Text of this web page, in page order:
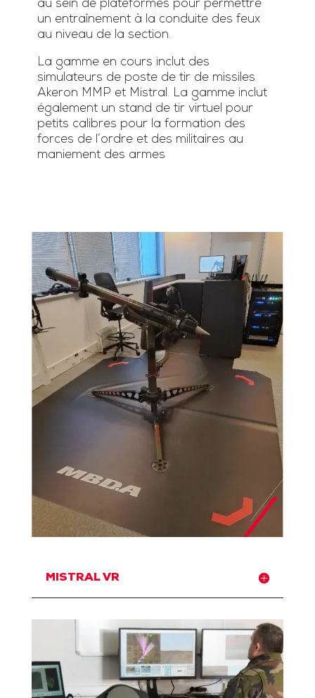
au sein de plateformes pour permettre
un entraînement à la conduite des feux
au niveau de la section.
La gamme en cours inclut des
simulateurs de poste de tir de missiles
Akeron MMP et Mistral. La gamme inclut
également un stand de tir virtuel pour
petits calibres pour la formation des
forces de l’ordre et des militaires au
maniement des armes
MISTRAL VR